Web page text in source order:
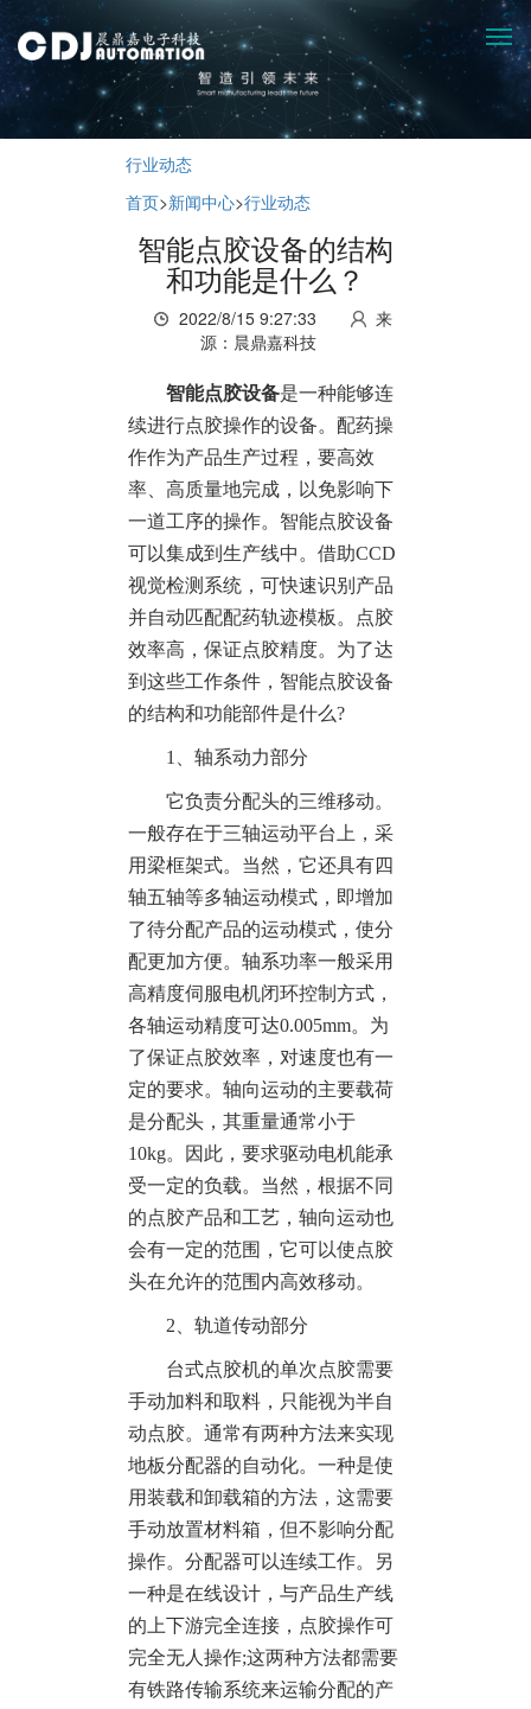
行业动态
首页>新闻中心>行业动态
智能点胶设备的结构
和功能是什么？
2022/8/15 9:27:33
来
源：晨鼎嘉科技
智能点胶设备是一种能够连
续进行点胶操作的设备。配药操
作作为产品生产过程，要高效
率、高质量地完成，以免影响下
一道工序的操作。智能点胶设备
可以集成到生产线中。借助CCD
视觉检测系统，可快速识别产品
并自动匹配配药轨迹模板。点胶
效率高，保证点胶精度。为了达
到这些工作条件，智能点胶设备
的结构和功能部件是什么?
1、轴系动力部分
它负责分配头的三维移动。
一般存在于三轴运动平台上，采
用梁框架式。当然，它还具有四
轴五轴等多轴运动模式，即增加
了待分配产品的运动模式，使分
配更加方便。轴系功率一般采用
高精度伺服电机闭环控制方式，
各轴运动精度可达0.005mm。为
了保证点胶效率，对速度也有一
定的要求。轴向运动的主要载荷
是分配头，其重量通常小于
10kg。因此，要求驱动电机能承
受一定的负载。当然，根据不同
的点胶产品和工艺，轴向运动也
会有一定的范围，它可以使点胶
头在允许的范围内高效移动。
2、轨道传动部分
台式点胶机的单次点胶需要
手动加料和取料，只能视为半自
动点胶。通常有两种方法来实现
地板分配器的自动化。一种是使
用装载和卸载箱的方法，这需要
手动放置材料箱，但不影响分配
操作。分配器可以连续工作。另
一种是在线设计，与产品生产线
的上下游完全连接，点胶操作可
完全无人操作;这两种方法都需要
有铁路传输系统来运输分配的产